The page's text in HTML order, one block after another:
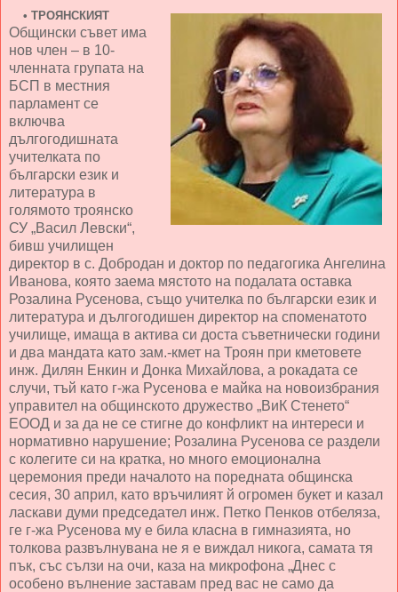
• ТРОЯНСКИЯТ
Общински съвет има
нов член – в 10-
членната групата на
БСП в местния
парламент се
включва
дългогодишната
учителката по
български език и
литература в
голямото троянско
СУ „Васил Левски“,
бивш училищен
директор в с. Добродан и доктор по педагогика Ангелина
Иванова, която заема мястото на подалата оставка
Розалина Русенова, също учителка по български език и
литература и дългогодишен директор на споменатото
училище, имаща в актива си доста съветнически години
и два мандата като зам.-кмет на Троян при кметовете
инж. Дилян Енкин и Донка Михайлова, а рокадата се
случи, тъй като г-жа Русенова е майка на новоизбрания
управител на общинското дружество „ВиК Стенето“
ЕООД и за да не се стигне до конфликт на интереси и
нормативно нарушение; Розалина Русенова се раздели
с колегите си на кратка, но много емоционална
церемония преди началото на поредната общинска
сесия, 30 април, като връчилият й огромен букет и казал
ласкави думи председател инж. Петко Пенков отбеляза,
ге г-жа Русенова му е била класна в гимназията, но
толкова развълнувана не я е виждал никога, самата тя
пък, със сълзи на очи, каза на микрофона „Днес с
особено вълнение заставам пред вас не само да